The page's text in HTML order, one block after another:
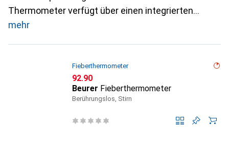
Thermometer verfügt über einen integrierten
mehr
Fieberthermometer
CHF
92.90
Beurer Fieberthermometer
Berührungslos, Stirn